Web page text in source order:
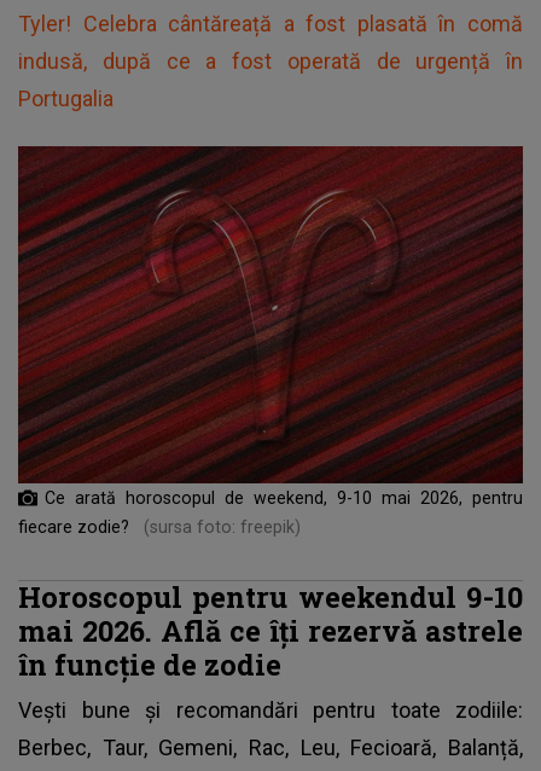
Tyler! Celebra cântăreață a fost plasată în comă
indusă, după ce a fost operată de urgență în
Portugalia
Ce arată horoscopul de weekend, 9-10 mai 2026, pentru
fiecare zodie?
(sursa foto: freepik)
Horoscopul pentru weekendul 9-10
mai 2026. Află ce îți rezervă astrele
în funcție de zodie
Vești bune și recomandări pentru toate zodiile:
Berbec, Taur, Gemeni, Rac, Leu, Fecioară, Balanță,